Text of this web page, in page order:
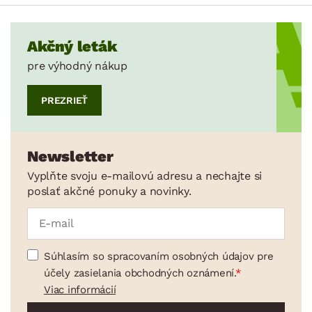
Akčný leták
pre výhodný nákup
PREZRIEŤ
Newsletter
Vyplňte svoju e-mailovú adresu a nechajte si
poslať akčné ponuky a novinky.
Súhlasím so spracovaním osobných údajov pre
účely zasielania obchodných oznámení.
Viac informácií